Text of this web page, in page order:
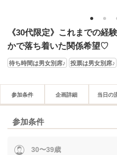
1 2
《30代限定》これまでの経
かで落ち着いた関係希望♡
待ち時間は男女別席♪ 投票は男女別席♪
参加条件 企画詳細 当日の
参加条件
30〜39歳